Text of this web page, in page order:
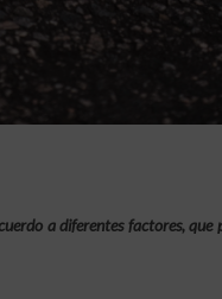
a diferentes factores, que